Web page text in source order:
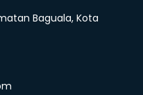
Baguala, Kota